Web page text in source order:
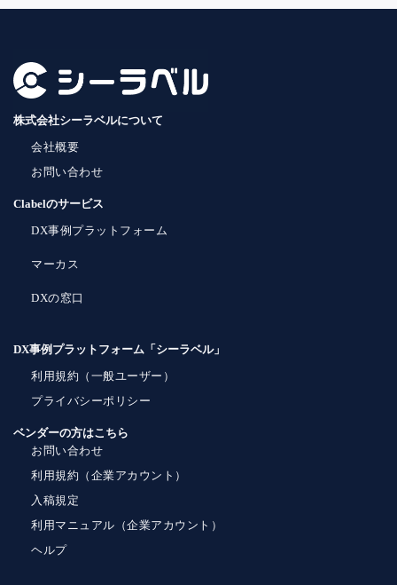
株式会社シーラベルについて
会社概要
お問い合わせ
Clabelのサービス
DX事例プラットフォーム
マーカス
DXの窓口
DX事例プラットフォーム「シーラベル」
利用規約（一般ユーザー）
プライバシーポリシー
ベンダーの方はこちら
お問い合わせ
利用規約（企業アカウント）
入稿規定
利用マニュアル（企業アカウント）
ヘルプ